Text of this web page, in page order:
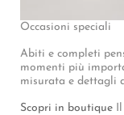
Occasioni speciali
Abiti e completi
momenti più
misurata e dettagli
Scopri in boutique